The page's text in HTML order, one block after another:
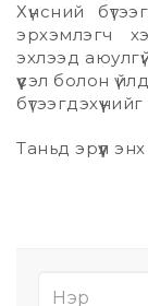
Хүнсний
эрхэмлэгч
эхлээд
үүсэл болон
Таньд эрүүл